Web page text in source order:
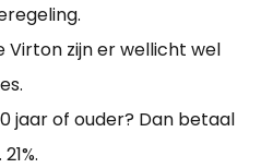
Virton zijn er wellicht wel
jaar of ouder? Dan betaal